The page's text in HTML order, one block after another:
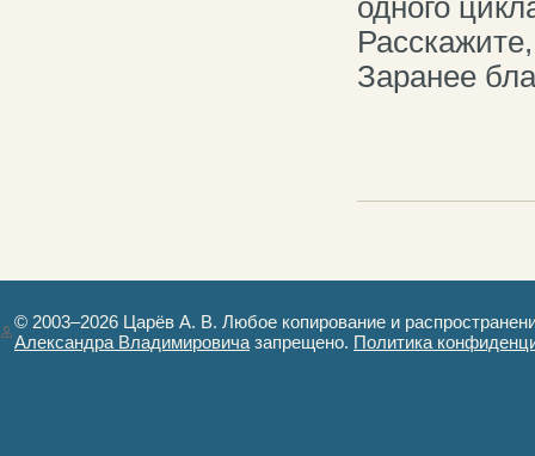
одного
Заранее
© 2003–2026 Царёв А. В. Любое копирование и
Александра Владимировича запрещено. Политика
Авторизация